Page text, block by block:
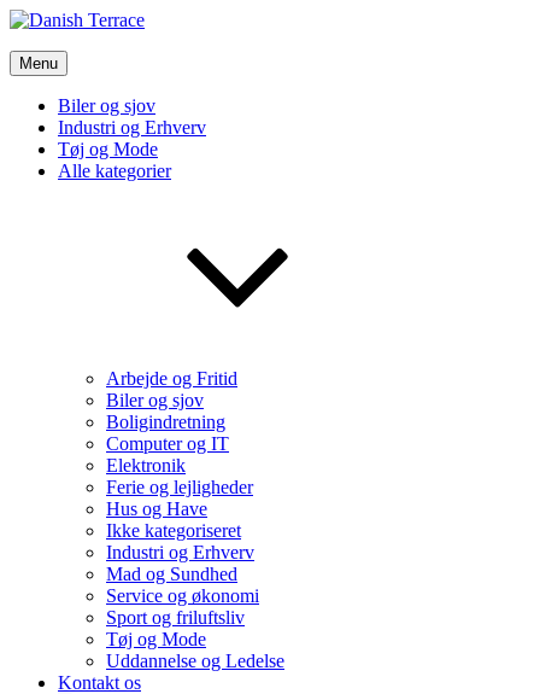
Skip
content
Danish Terrace
Vi bruger de bedste nyheder fra tech verdenen og meget mere
Menu
Biler og sjov
Industri og Erhverv
Tøj og Mode
Alle kategorier
Arbejde og Fritid
Biler og sjov
Boligindretning
Computer og IT
Elektronik
Ferie og lejligheder
Hus og Have
Ikke kategoriseret
Industri og Erhverv
Mad og Sundhed
Service og økonomi
Sport og friluftsliv
Tøj og Mode
Uddannelse og Ledelse
Kontakt os